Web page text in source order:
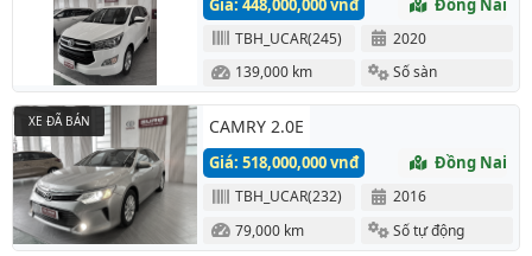
Giá: 448,000,000 vnđ Đồng Nai
TBH_UCAR(245)
2020
139,000 km
Số sàn
CAMRY 2.0E
Giá: 518,000,000 vnđ Đồng Nai
TBH_UCAR(232)
2016
79,000 km
Số tự động
XE ĐÃ BÁN